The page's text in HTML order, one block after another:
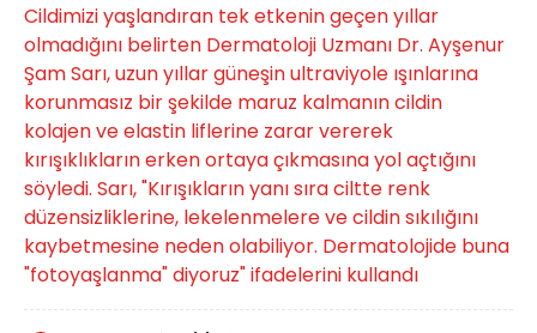
Cildimizi yaşlandıran tek etkenin geçen yıllar
olmadığını belirten Dermatoloji Uzmanı Dr. Ayşenur
Şam Sarı, uzun yıllar güneşin ultraviyole ışınlarına
korunmasız bir şekilde maruz kalmanın cildin
kolajen ve elastin liflerine zarar vererek
kırışıklıkların erken ortaya çıkmasına yol açtığını
söyledi. Sarı, "Kırışıkların yanı sıra ciltte renk
düzensizliklerine, lekelenmelere ve cildin sıkılığını
kaybetmesine neden olabiliyor. Dermatolojide buna
"fotoyaşlanma" diyoruz" ifadelerini kullandı